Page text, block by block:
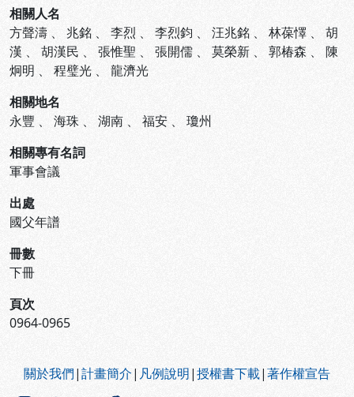
相關人名
方聲濤 、 兆銘 、 李烈 、 李烈鈞 、 汪兆銘 、 林葆懌 、 胡
漢 、 胡漢民 、 張惟聖 、 張開儒 、 莫榮新 、 郭椿森 、 陳
炯明 、 程璧光 、 龍濟光
相關地名
永豐 、 海珠 、 湖南 、 福安 、 瓊州
相關專有名詞
軍事會議
出處
國父年譜
冊數
下冊
頁次
0964-0965
關於我們|計畫簡介| 凡例說明|授權書下載|著作權宣告